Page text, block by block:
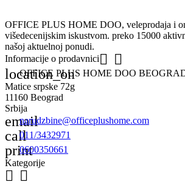
OFFICE PLUS HOME DOO, veleprodaja i
višedecenijskim iskustvom. preko 15000
našoj aktuelnoj ponudi.
Informacije o prodavnici 
location_on
OFFICE PLUS HOME DOO
Matice srpske 72g
11160 Beograd
Srbija
email
narudzbine@officeplushome.com
call011/3432971
print0600350661
Kategorije
 